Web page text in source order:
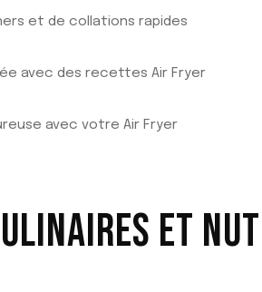
et de collations rapides
avec des recettes Air Fryer
avec votre Air Fryer
ET